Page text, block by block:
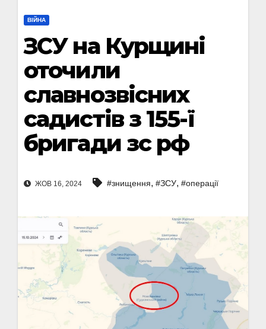
ВІЙНА
ЗСУ на Курщині
оточили
славнозвісних
садистів з 155-ї
бригади зс рф
ЖОВ 16, 2024 #знищення, #ЗСУ, #операції